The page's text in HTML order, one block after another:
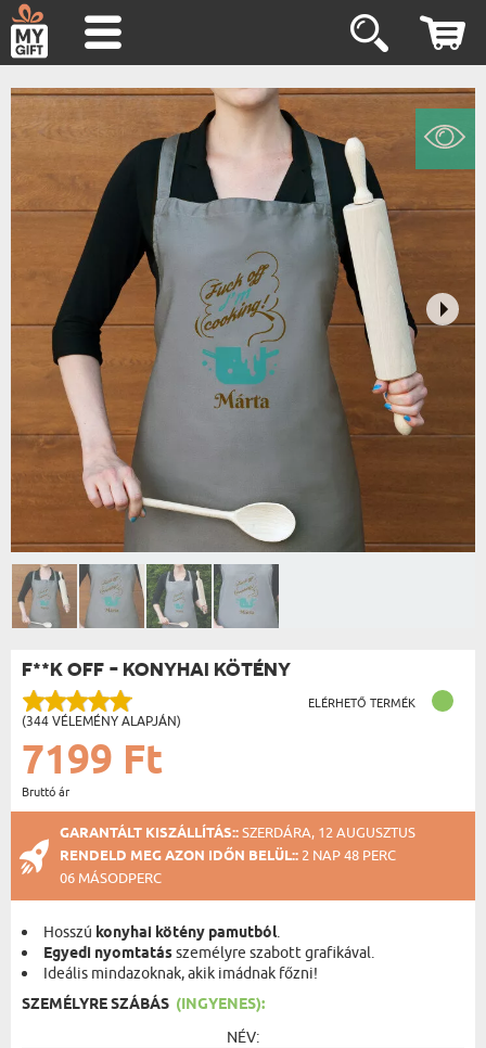
F**K OFF - KONYHAI KÖTÉNY
(344 VÉLEMÉNY ALAPJÁN)
ELÉRHETŐ TERMÉK
7199 Ft
Bruttó ár
GARANTÁLT KISZÁLLÍTÁS::SZERDÁRA, 12 AUGUSZTUS
RENDELD MEG AZON IDŐN BELÜL:: 2 NAP 48 PERC
06 MÁSODPERC
Hosszú konyhai kötény pamutból.
Egyedi nyomtatásszemélyre szabott grafikával.
Ideális mindazoknak, akik imádnak főzni!
SZEMÉLYRE SZÁBÁS (INGYENES):
NÉV: